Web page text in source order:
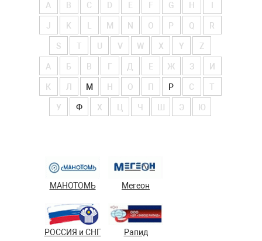
A B C D E F G H
J K M N O P Q R
S T V W X Y Z
А Б В Г Д Е Ж З И
К Л М Н О П Р С Т
У Ф Х Ч Э Ю
МАНОТОМЬ Мегеон
РОССИЯ и СНГ Рапид